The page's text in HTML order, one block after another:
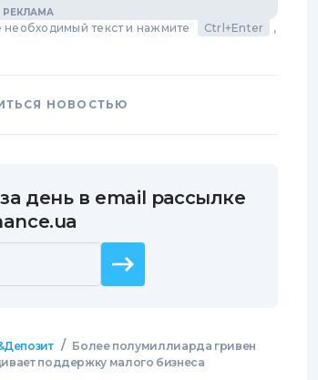
текст и нажмите Ctrl+Enter
,
НОВОСТЬЮ
день в email рассылке
/ Более полумиллиарда гривен
поддержку малого бизнеса